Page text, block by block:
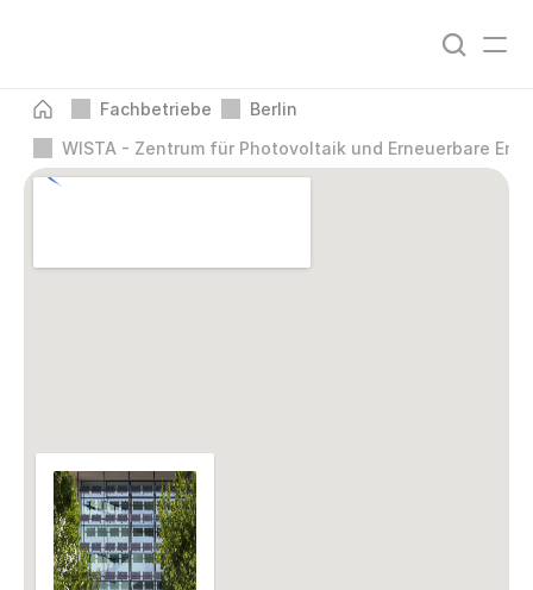
Fachbetriebe
Berlin
WISTA - Zentrum für Photo­voltaik und Erneuer­bare